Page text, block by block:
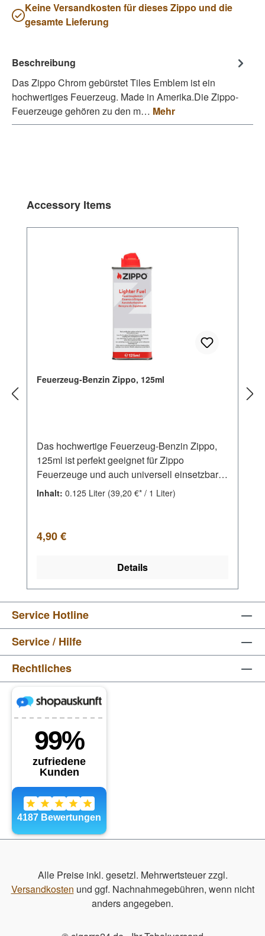
Keine Versandkosten für dieses Zippo und die
gesamte Lieferung
Beschreibung
Das Zippo Chrom gebürstet Tiles Emblem ist ein
hochwertiges Feuerzeug. Made in Amerika.Die Zippo-
Feuerzeuge gehören zu den m… Mehr
Produktgalerie überspringen
Accessory Items
Feuerzeug-Benzin Zippo, 125ml
Das hochwertige Feuerzeug-Benzin Zippo,
125ml ist perfekt geeignet für Zippo
Feuerzeuge und auch universell einsetzbar
für alle anderen nachfüllbaren Feuerzeuge.
Weiteres Feuerzeugzubehör finden Sie in
Inhalt: 0.125 Liter (39,20 €* / 1 Liter)
Regulärer Preis:
4,90 €
Details
Service Hotline
Service / Hilfe
Rechtliches
Alle Preise inkl. gesetzl. Mehrwertsteuer zzgl.
Versandkosten und ggf. Nachnahmegebühren, wenn nicht
anders angegeben.